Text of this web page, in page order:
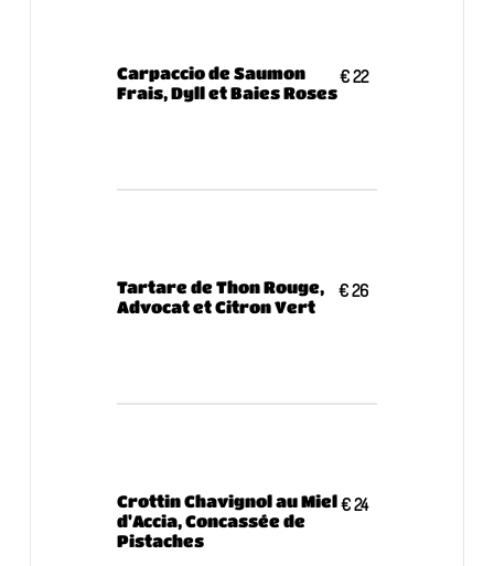
Carpaccio de Saumon
Frais, Dyll et Baies Roses
€ 22
Tartare de Thon Rouge,
Advocat et Citron Vert
€ 26
Crottin Chavignol au Miel
d'Accia, Concassée de
Pistaches
€ 24